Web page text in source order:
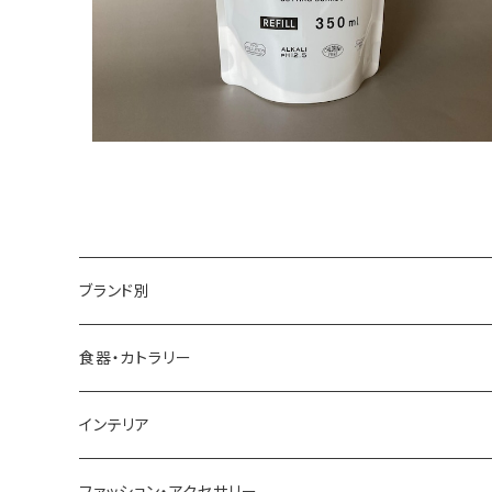
ブランド別
アイダシュン ／ by age 18 オリジナル
四十沢木材工芸
食器・カトラリー
インテリア